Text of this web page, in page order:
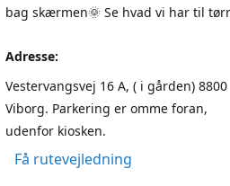
bag skærmen🌞 Se hvad vi har til
Adresse:
Vestervangsvej 16 A, ( i gården) 8800
Viborg. Parkering er omme foran,
udenfor kiosken.
Få rutevejledning